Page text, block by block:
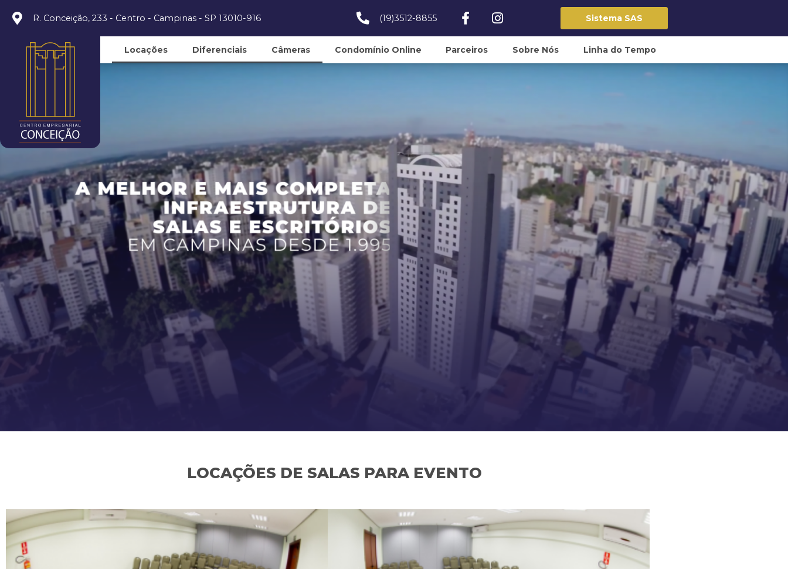
R. Conceição, 233 - Centro - Campinas - SP 13010-916 (19)3512-8855 Sistema SAS
Locações Diferenciais Câmeras Condomínio Online Parceiros Sobre Nós Linha do Tempo
LOCAÇÕES DE SALAS PARA EVENTO
L1